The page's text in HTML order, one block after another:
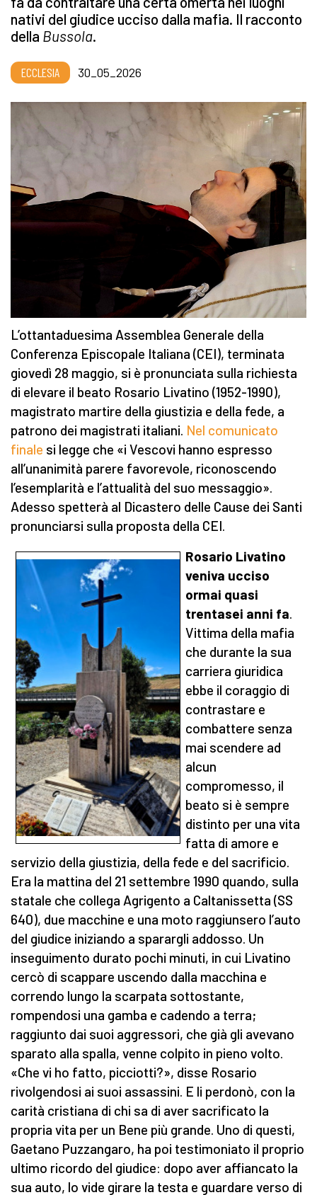
nativi del giudice ucciso dalla mafia. Il racconto
della Bussola.
ECCLESIA 30_05_2026
L’ottantaduesima Assemblea Generale della
Conferenza Episcopale Italiana (CEI), terminata
giovedì 28 maggio, si è pronunciata sulla richiesta
di elevare il beato Rosario Livatino (1952-1990),
magistrato martire della giustizia e della fede, a
patrono dei magistrati italiani. Nel comunicato
finale si legge che «i Vescovi hanno espresso
all’unanimità parere favorevole, riconoscendo
l’esemplarità e l’attualità del suo messaggio».
Adesso spetterà al Dicastero delle Cause dei Santi
pronunciarsi sulla proposta della CEI.
Rosario Livatino
veniva ucciso
ormai quasi
trentasei anni fa.
Vittima della mafia
che durante la sua
carriera giuridica
ebbe il coraggio di
contrastare e
combattere senza
mai scendere ad
alcun
compromesso, il
beato si è sempre
distinto per una vita
fatta di amore e
servizio della giustizia, della fede e del sacrificio.
Era la mattina del 21 settembre 1990 quando, sulla
statale che collega Agrigento a Caltanissetta (SS
640), due macchine e una moto raggiunsero l’auto
del giudice iniziando a sparargli addosso. Un
inseguimento durato pochi minuti, in cui Livatino
cercò di scappare uscendo dalla macchina e
correndo lungo la scarpata sottostante,
rompendosi una gamba e cadendo a terra;
raggiunto dai suoi aggressori, che già gli avevano
sparato alla spalla, venne colpito in pieno volto.
«Che vi ho fatto, picciotti?», disse Rosario
rivolgendosi ai suoi assassini. E li perdonò, con la
carità cristiana di chi sa di aver sacrificato la
propria vita per un Bene più grande. Uno di questi,
Gaetano Puzzangaro, ha poi testimoniato il proprio
ultimo ricordo del giudice: dopo aver affiancato la
sua auto, lo vide girare la testa e guardare verso di